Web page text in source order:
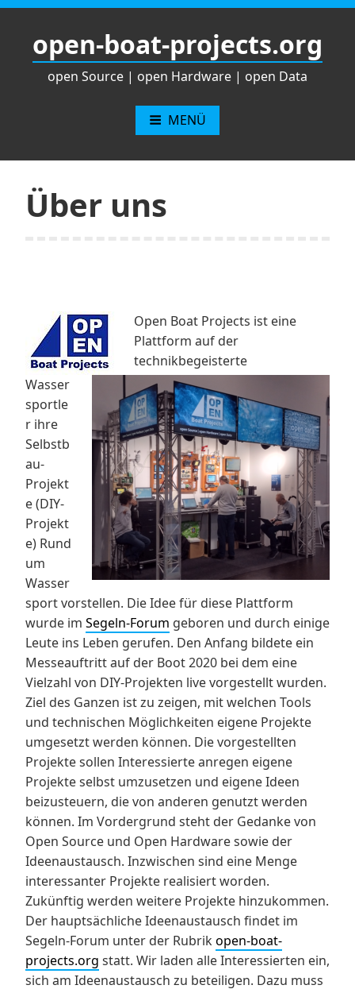
Zum
springenopen-boat-projects.org
open Source | open Hardware | open Data
MENÜ
Über uns
Open Boat Projects ist eine
Plattform auf der
technikbegeisterte
Wasser
sportle
r ihre
Selbstb
au-
Projekt
e (DIY-
Projekt
e) Rund
um
Wasser
sport vorstellen. Die Idee für diese Plattform
wurde im Segeln-Forum geboren und durch einige
Leute ins Leben gerufen. Den Anfang bildete ein
Messeauftritt auf der Boot 2020 bei dem eine
Vielzahl von DIY-Projekten live vorgestellt wurden.
Ziel des Ganzen ist zu zeigen, mit welchen Tools
und technischen Möglichkeiten eigene Projekte
umgesetzt werden können. Die vorgestellten
Projekte sollen Interessierte anregen eigene
Projekte selbst umzusetzen und eigene Ideen
beizusteuern, die von anderen genutzt werden
können. Im Vordergrund steht der Gedanke von
Open Source und Open Hardware sowie der
Ideenaustausch. Inzwischen sind eine Menge
interessanter Projekte realisiert worden.
Zukünftig werden weitere Projekte hinzukommen.
Der hauptsächliche Ideenaustausch findet im
Segeln-Forum unter der Rubrikopen-boat-
projects.org statt. Wir laden alle Interessierten ein,
sich am Ideenaustausch zu beteiligen. Dazu muss